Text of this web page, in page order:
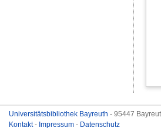
Universitätsbibliothek Bayreuth - 95447
Kontakt- Impressum - Datenschutz